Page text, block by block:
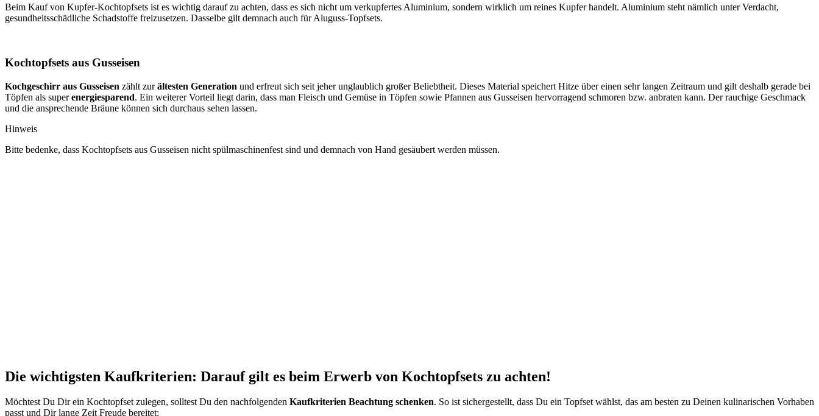
Beim Kauf von Kupfer-Kochtopfsets ist es wichtig darauf zu achten, dass es sich nicht um verkupfertes Aluminium, sondern wirklich um reines Kupfer handelt. Aluminium steht nämlich unter Verdacht,
gesundheitsschädliche Schadstoffe freizusetzen. Dasselbe gilt demnach auch für Aluguss-Topfsets.
Kochtopfsets aus Gusseisen
Kochgeschirr aus Gusseisen zählt zurältesten Generation und erfreut sich seit jeher unglaublich großer Beliebtheit. Dieses Material speichert Hitze über einen sehr langen Zeitraum und gilt deshalb gerade bei
Töpfen als superenergiesparend. Ein weiterer Vorteil liegt darin, dass man Fleisch und Gemüse in Töpfen sowie Pfannen aus Gusseisen hervorragend schmoren bzw. anbraten kann. Der rauchige Geschmack
und die ansprechende Bräune können sich durchaus sehen lassen.
Hinweis
Bitte bedenke, dass Kochtopfsets aus Gusseisen nicht spülmaschinenfest sind und demnach von Hand gesäubert werden müssen.
Die wichtigsten Kaufkriterien: Darauf gilt es beim Erwerb von Kochtopfsets zu achten!
Möchtest Du Dir ein Kochtopfset zulegen, solltest Du den nachfolgenden Kaufkriterien Beachtung schenken. So ist sichergestellt, dass Du ein Topfset wählst, das am besten zu Deinen kulinarischen Vorhaben
passt und Dir lange Zeit Freude bereitet: